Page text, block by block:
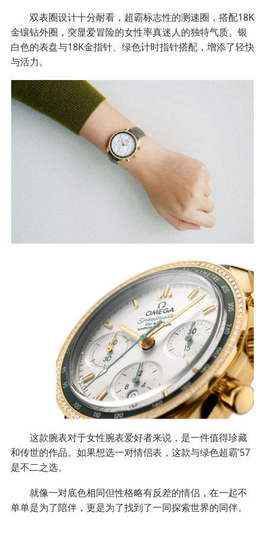
双表圈设计十分耐看，超霸标志性的测速圈，搭配18K
金镶钻外圈，突显爱冒险的女性率真迷人的独特气质。银
白色的表盘与18K金指针、绿色计时指针搭配，增添了轻快
与活力。
这款腕表对于女性腕表爱好者来说，是一件值得珍藏
和传世的作品。如果想选一对情侣表，这款与绿色超霸’57
是不二之选。
就像一对底色相同但性格略有反差的情侣，在一起不
单单是为了陪伴，更是为了找到了一同探索世界的同伴。